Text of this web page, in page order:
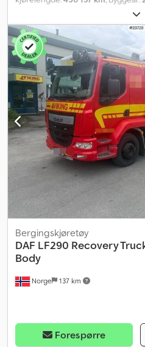
Norge 137 km
Bergingskjøretøy
DAF LF290 Recovery
Body
Forespørre